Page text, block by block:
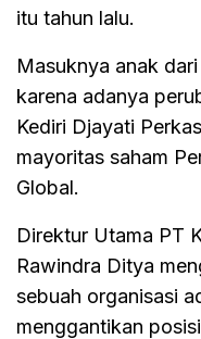
itu tahun lalu.
Masuknya anak
karena adanya
Kediri Djayati
mayoritas saham
Global.
Direktur Utama PT
Rawindra Ditya
sebuah organisasi
menggantikan